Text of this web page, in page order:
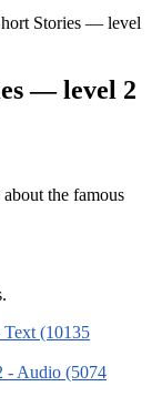
Stories — level
— level 2
the famous
Text (10135
- Audio (5074